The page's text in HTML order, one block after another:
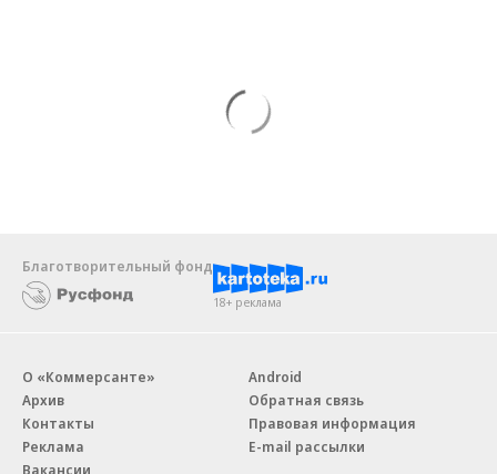
Благотворительный фонд
18+ реклама
О «Коммерсанте»
Архив
Контакты
Реклама
Вакансии
Android
Обратная связь
Правовая информация
E-mail рассылки